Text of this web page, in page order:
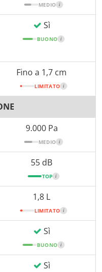
MEDIO i
Sì
BUONO i
Fino a 1,7 cm
LIMITATO i
9.000 Pa
MEDIO i
55 dB
TOP i
1,8 L
LIMITATO i
Sì
BUONO i
Sì